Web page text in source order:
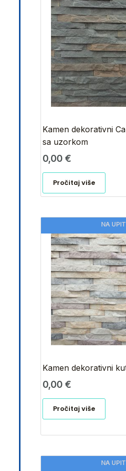
Kamen dekorativni
sa uzorkom
0,00€
Pročitaj više
NA UPIT
Kamen dekorativni
0,00€
Pročitaj više
NA UPIT